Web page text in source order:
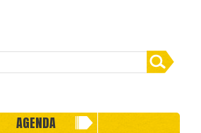
AGENDA